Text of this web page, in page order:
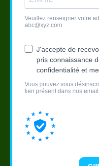
Veuillez renseigner votre
abc@xyz.com
J'accepte de
pris connaissance
confidentialité et
Vous pouvez vous
lien présent dans nos